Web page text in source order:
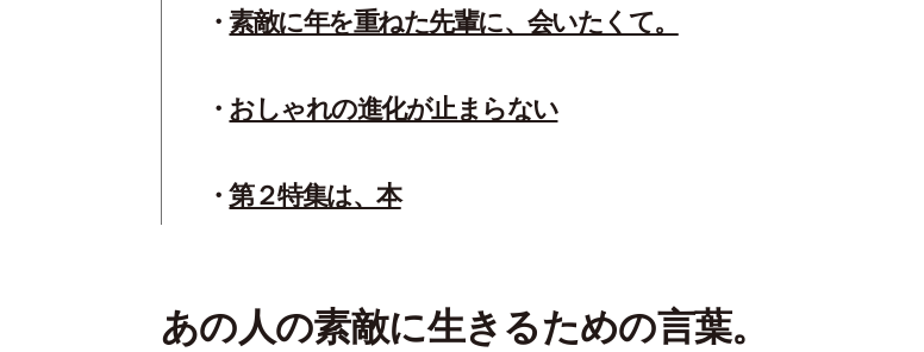
素敵に年を重ねた先輩に、会いたくて。
おしゃれの進化が止まらない
第２特集は、本
あの人の素敵に生きるための言葉。